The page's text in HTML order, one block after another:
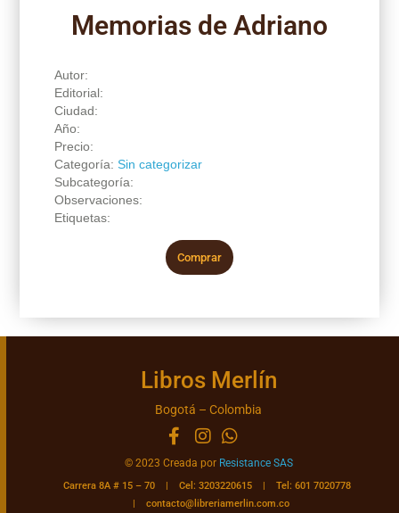
Memorias de Adriano
Autor:
Editorial:
Ciudad:
Año:
Precio:
Categoría: Sin categorizar
Subcategoría:
Observaciones:
Etiquetas:
Comprar
Libros Merlín
Bogotá – Colombia
© 2023 Creada por Resistance SAS
Carrera 8A # 15 – 70 | Cel: 3203220615 | Tel: 601 7020778
|contacto@libreriamerlin.com.co